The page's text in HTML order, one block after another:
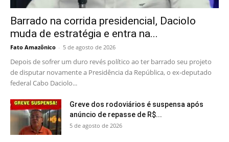
Barrado na corrida presidencial, Daciolo
muda de estratégia e entra na...
Fato Amazônico - 5 de agosto de 2026
Depois de sofrer um duro revés político ao ter barrado seu projeto
de disputar novamente a Presidência da República, o ex-deputado
federal Cabo Daciolo...
Greve dos rodoviários é suspensa após
anúncio de repasse de R$...
5 de agosto de 2026